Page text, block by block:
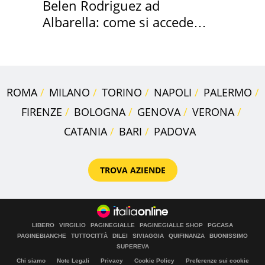
Belen Rodriguez ad
Albarella: come si accede
ROMA MILANO TORINO NAPOLI
PALERMO
FIRENZE
BOLOGNA GENOVA
VERONA
CATANIA
BARI PADOVA
TROVA AZIENDE
LIBERO VIRGILIO PAGINEGIALLE PAGINEGIALLE SHOP
PGCASA
PAGINEBIANCHE
TUTTOCITTÀ DILEI SIVIAGGIA QUIFINANZA
BUONISSIMO
SUPEREVA
Chi siamo Note Legali Privacy Cookie Policy
Preferenze sui cookie